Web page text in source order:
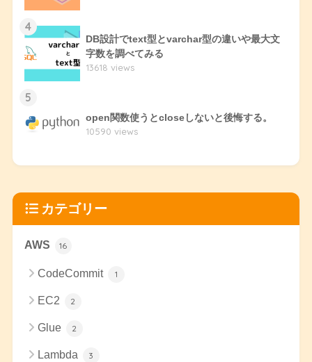
4
DB設計でtext型とvarchar型の違いや最大文
字数を調べてみる
13618 views
5
open関数使うとcloseしないと後悔する。
10590 views
カテゴリー
AWS 16
CodeCommit 1
EC2 2
Glue 2
Lambda 3